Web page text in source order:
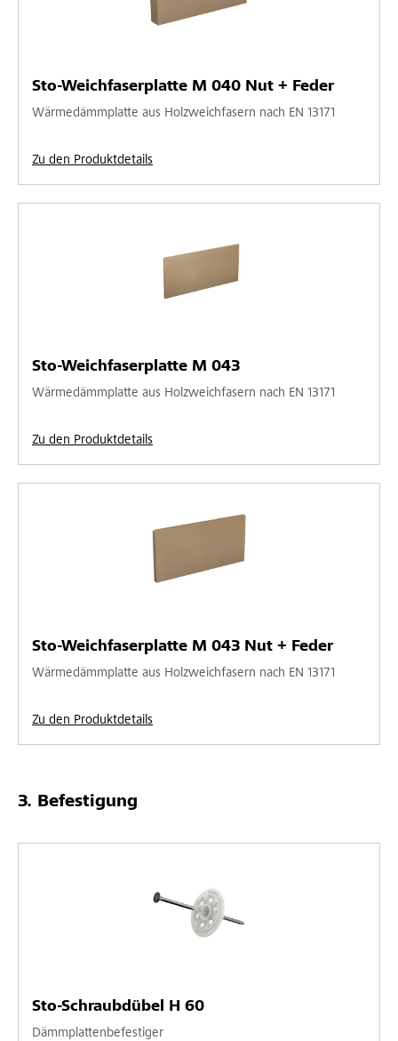
Sto-Weichfaserplatte M 040 Nut + Feder
Wärmedämmplatte aus Holzweichfasern nach EN 13171
Zu den Produktdetails
Sto-Weichfaserplatte M 043
Wärmedämmplatte aus Holzweichfasern nach EN 13171
Zu den Produktdetails
Sto-Weichfaserplatte M 043 Nut + Feder
Wärmedämmplatte aus Holzweichfasern nach EN 13171
Zu den Produktdetails
Befestigung
Sto-Schraubdübel H 60
Dämmplattenbefestiger